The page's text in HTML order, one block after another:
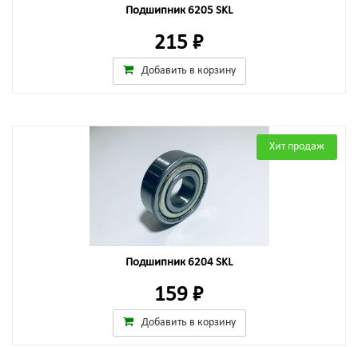
Подшипник 6205 SKL
215 ₽
Добавить в корзину
Хит продаж
Подшипник 6204 SKL
159 ₽
Добавить в корзину